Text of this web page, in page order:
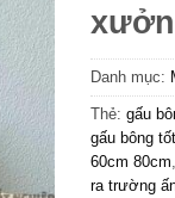
Danh mục:
Thẻ: gấu
gấu bông
60cm 80cm,
ra trường